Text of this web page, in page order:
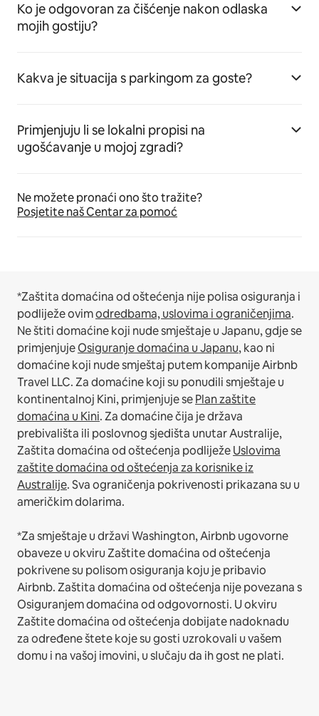
Ko je odgovoran za čišćenje nakon odlaska
mojih gostiju?
Kakva je situacija s parkingom za goste?
Primjenjuju li se lokalni propisi na
ugošćavanje u mojoj zgradi?
Ne možete pronaći ono što tražite?
Posjetite naš Centar za pomoć
*Zaštita domaćina od oštećenja nije polisa osiguranja i
podliježe ovimodredbama, uslovima i ograničenjima.
Ne štiti domaćine koji nude smještaje u Japanu, gdje se
primjenjujeOsiguranje domaćina u Japanu, kao ni
domaćine koji nude smještaj putem kompanije Airbnb
Travel LLC.Za domaćine koji su ponudili smještaje u
kontinentalnoj Kini, primjenjuje sePlan zaštite
domaćina u Kini.Za domaćine čija je država
prebivališta ili poslovnog sjedišta unutar Australije,
Zaštita domaćina od oštećenja podliježeUslovima
zaštite domaćina od oštećenja za korisnike iz
Australije. Sva ograničenja pokrivenosti prikazana su u
američkim dolarima.
*Za smještaje u državi Washington, Airbnb ugovorne
obaveze u okviru Zaštite domaćina od oštećenja
pokrivene su polisom osiguranja koju je pribavio
Airbnb. Zaštita domaćina od oštećenja nije povezana s
Osiguranjem domaćina od odgovornosti. U okviru
Zaštite domaćina od oštećenja dobijate nadoknadu
za određene štete koje su gosti uzrokovali u vašem
domu i na vašoj imovini, u slučaju da ih gost ne plati.